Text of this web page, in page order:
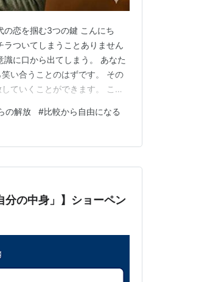
恋を掴む3つの鍵 こんにち
ついてしまうことありません
に口から出てしまう。 あなた
い合うことのはずです。 その
ていくことができます。 この
口から出てしまう…「元彼と比
の解放 #比較から自由になる
分の中身」】ショーペン